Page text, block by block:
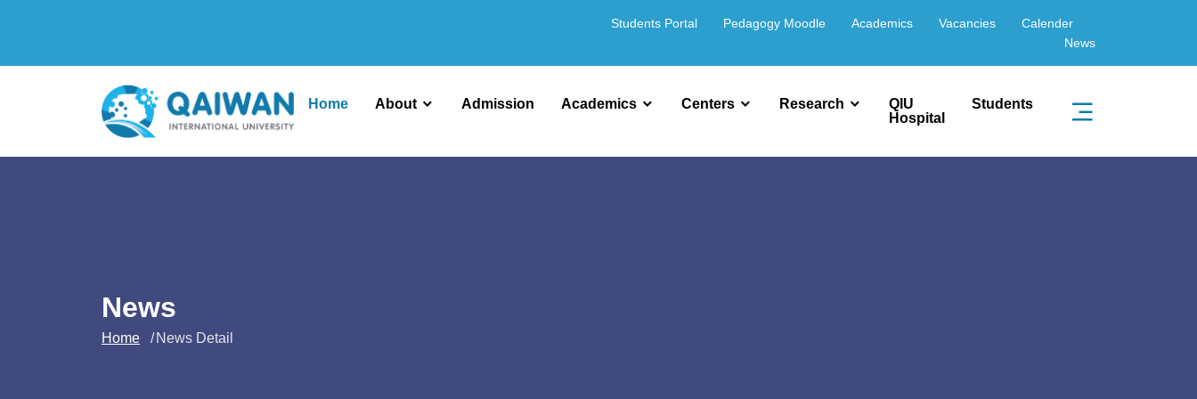
Students Portal Pedagogy Moodle Academics Vacancies
Calender
News
Home About Admission Academics Centers Research
QIU
Hospital
Students
News
Home News Detail